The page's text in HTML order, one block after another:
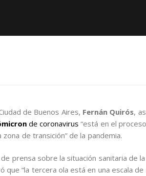
de Buenos Aires, Fernán Quirós,
de coronavirus “está en el
de transición” de la pandemia.
prensa sobre la situación sanitaria de
que “la tercera ola está en una escala